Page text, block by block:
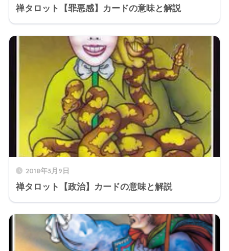
禅タロット【罪悪感】カードの意味と解説
2018年3月9日
禅タロット【政治】カードの意味と解説